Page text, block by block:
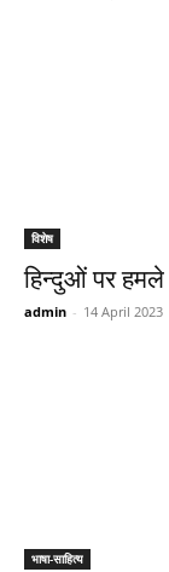
विशेष
हिन्दुओं पर
admin - 14 April 2023
भाषा-साहित्य